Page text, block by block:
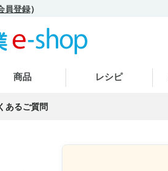
員登録）
商品 レシピ
あるご質問